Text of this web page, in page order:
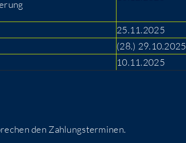
25.11.2025
(28.) 29.10.2025
10.11.2025
den Zahlungsterminen.